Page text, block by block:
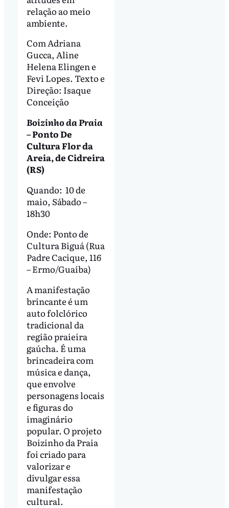
relação ao meio
ambiente.
Com Adriana
Gucca, Aline
Helena Elingen e
Fevi Lopes. Texto e
Direção: Isaque
Conceição
Boizinho da Praia
– Ponto De
Cultura Flor da
Areia, de Cidreira
(RS)
Quando: 10 de
maio, Sábado –
18h30
Onde: Ponto de
Cultura Biguá (Rua
Padre Cacique, 116
– Ermo/Guaíba)
A manifestação
brincante é um
auto folclórico
tradicional da
região praieira
gaúcha. É uma
brincadeira com
música e dança,
que envolve
personagens locais
e figuras do
imaginário
popular. O projeto
Boizinho da Praia
foi criado para
valorizar e
divulgar essa
manifestação
cultural.